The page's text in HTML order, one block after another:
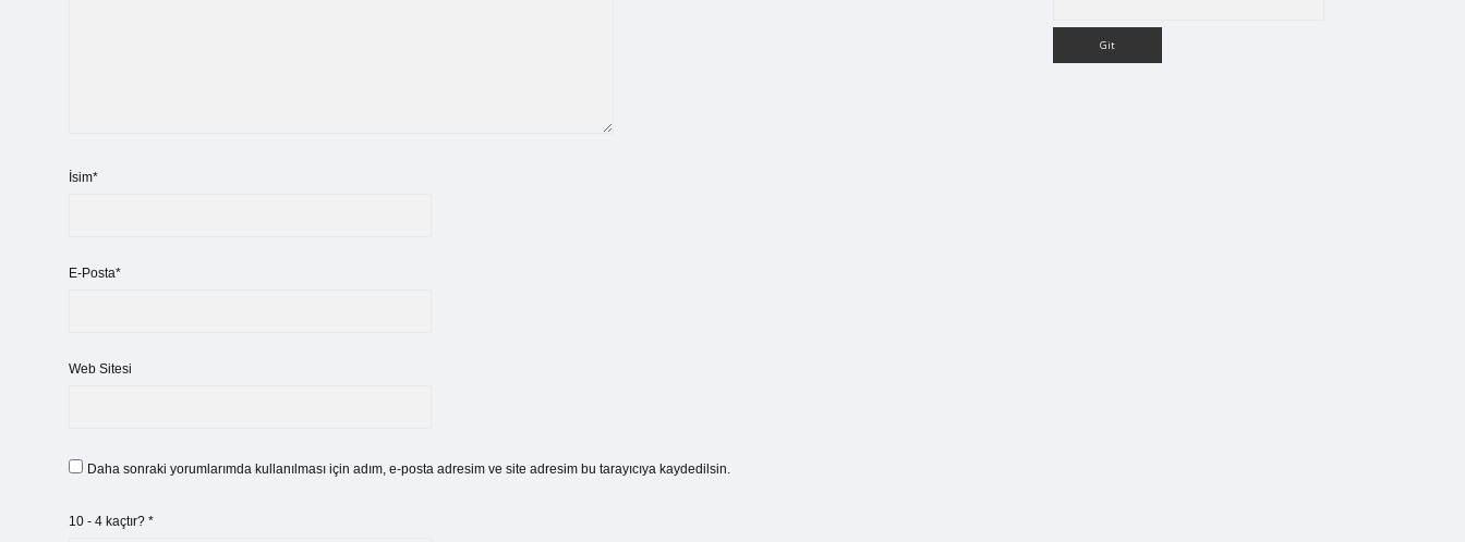
İsim*
E-Posta*
Web Sitesi
Daha sonraki yorumlarımda kullanılması için adım, e-posta adresim ve site adresim bu tarayıcıya kaydedilsin.
10 - 4 kaçtır? *